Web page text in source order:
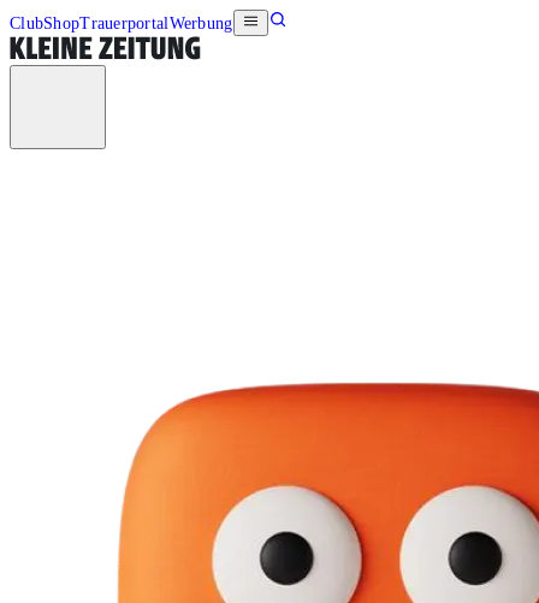
ClubShopTrauerportalWerbung